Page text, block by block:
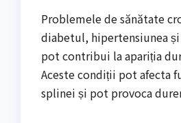
Problemele de sănătate
diabetul, hipertensiunea
pot contribui la apariția
Aceste condiții pot afecta
splinei și pot provoca